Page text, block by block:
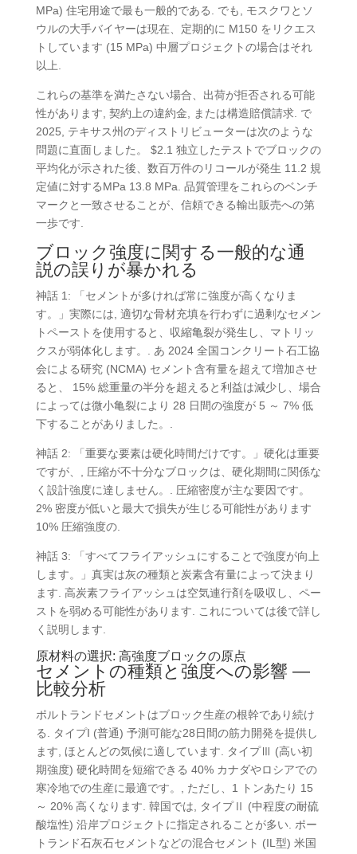
MPa) 住宅用途で最も一般的である. でも, モスクワとソ
ウルの大手バイヤーは現在、定期的に M150 をリクエス
トしています (15 MPa) 中層プロジェクトの場合はそれ
以上.
これらの基準を満たさない場合、出荷が拒否される可能
性があります, 契約上の違約金, または構造賠償請求. で
2025, テキサス州のディストリビューターは次のような
問題に直面しました。 $2.1 独立したテストでブロックの
平均化が示された後、数百万件のリコールが発生 11.2 規
定値に対するMPa 13.8 MPa. 品質管理をこれらのベンチ
マークと一致させることが、信頼できる輸出販売への第
一歩です.
ブロック強度に関する一般的な通
説の誤りが暴かれる
神話 1: 「セメントが多ければ常に強度が高くなりま
す。」実際には, 適切な骨材充填を行わずに過剰なセメン
トペーストを使用すると、収縮亀裂が発生し、マトリッ
クスが弱体化します。. あ 2024 全国コンクリート石工協
会による研究 (NCMA) セメント含有量を超えて増加させ
ると、 15% 総重量の半分を超えると利益は減少し、場合
によっては微小亀裂により 28 日間の強度が 5 ～ 7% 低
下することがありました。.
神話 2: 「重要な要素は硬化時間だけです。」硬化は重要
ですが、, 圧縮が不十分なブロックは、硬化期間に関係な
く設計強度に達しません。. 圧縮密度が主な要因です。
2% 密度が低いと最大で損失が生じる可能性があります
10% 圧縮強度の.
神話 3: 「すべてフライアッシュにすることで強度が向上
します。」真実は灰の種類と炭素含有量によって決まり
ます. 高炭素フライアッシュは空気連行剤を吸収し、ペー
ストを弱める可能性があります. これについては後で詳し
く説明します.
原材料の選択: 高強度ブロックの原点
セメントの種類と強度への影響 —
比較分析
ポルトランドセメントはブロック生産の根幹であり続け
る. タイプI (普通) 予測可能な28日間の筋力開発を提供し
ます, ほとんどの気候に適しています. タイプⅢ (高い初
期強度) 硬化時間を短縮できる 40% カナダやロシアでの
寒冷地での生産に最適です。, ただし、1 トンあたり 15
～ 20% 高くなります. 韓国では, タイプⅡ (中程度の耐硫
酸塩性) 沿岸プロジェクトに指定されることが多い. ポー
トランド石灰石セメントなどの混合セメント (IL型) 米国